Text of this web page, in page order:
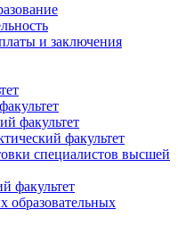
и заключения
факультет
факультет
специалистов высшей
факультет
образовательных